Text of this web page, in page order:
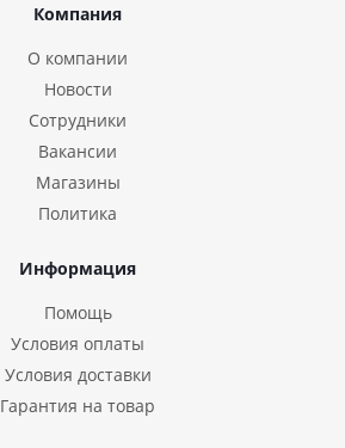
Компания
О компании
Новости
Сотрудники
Вакансии
Магазины
Политика
Информация
Помощь
Условия оплаты
Условия доставки
Гарантия на товар